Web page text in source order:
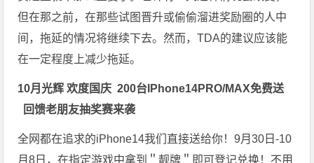
但在那之前，在那些试图晋升或偷偷溜进奖励圈的人中
间，拖延的情况将继续下去。然而，TDA的建议应该能
在一定程度上减少拖延。
10月光辉 欢度国庆200台 IPhone14PRO/MAX免费送
回馈老朋友抽奖赛来袭
全网都在追求的iPhone14我们直接送给你！9月30日-10
月8日，在指定游戏中拿到＂靓牌＂即可登记兑换！不用